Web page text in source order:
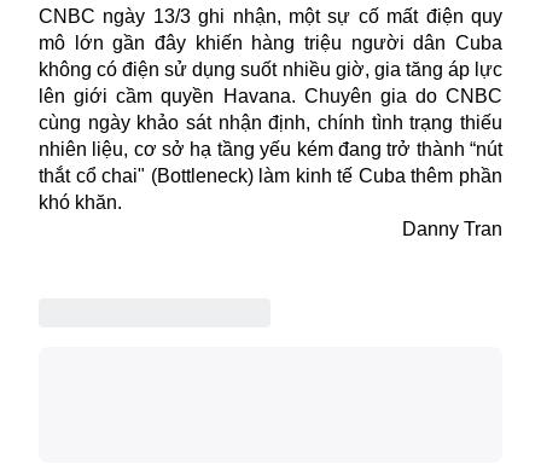
CNBC ngày 13/3 ghi nhận, một sự cố mất điện quy
mô lớn gần đây khiến hàng triệu người dân Cuba
không có điện sử dụng suốt nhiều giờ, gia tăng áp lực
lên giới cầm quyền Havana. Chuyên gia do CNBC
cùng ngày khảo sát nhận định, chính tình trạng thiếu
nhiên liệu, cơ sở hạ tầng yếu kém đang trở thành “nút
thắt cổ chai" (Bottleneck) làm kinh tế Cuba thêm phần
khó khăn.
Danny Tran